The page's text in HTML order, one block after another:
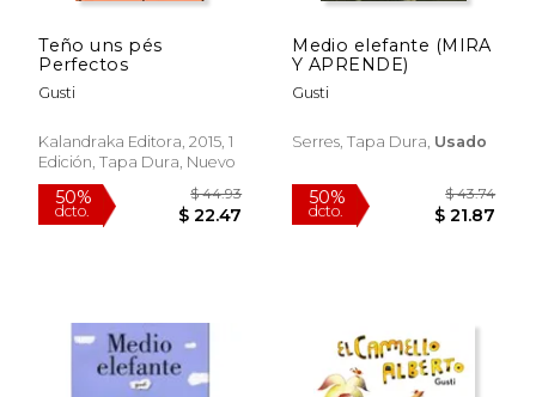
Teño uns pés
Perfectos
Gusti
Kalandraka Editora, 2015, 1
Edición, Tapa Dura, Nuevo
Medio elefante (MIRA
Y APRENDE)
Gusti
Serres, Tapa Dura, Usado